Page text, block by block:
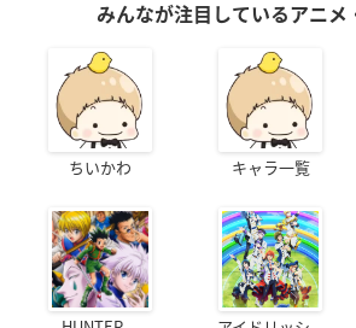
みんなが注目しているアニメ
ちいかわ キャラ一覧